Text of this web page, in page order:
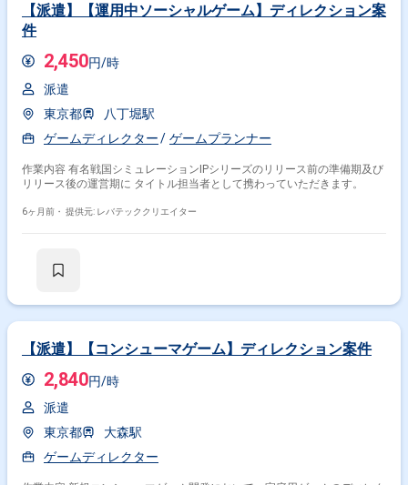
【派遣】【運用中ソーシャルゲーム】ディレクション案
件
2,450円/時
派遣
東京都
八丁堀駅
ゲームディレクター
ゲームプランナー
作業内容 有名戦国シミュレーションIPシリーズのリリース前の準備期及び
リリース後の運営期に タイトル担当者として携わっていただきます。
6ヶ月前・ 提供元: レバテッククリエイター
【派遣】【コンシューマゲーム】ディレクション案件
2,840円/時
派遣
東京都
大森駅
ゲームディレクター